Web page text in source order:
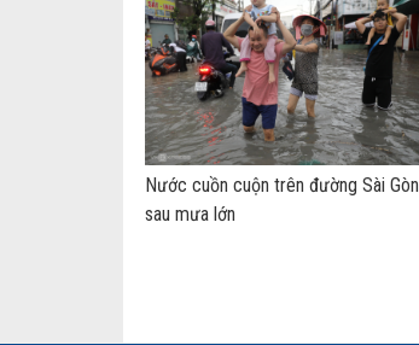
Nước cuồn cuộn trên đường Sài Gòn
sau mưa lớn